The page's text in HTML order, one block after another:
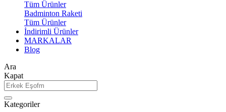
Tüm Ürünler
Badminton Raketi
Tüm Ürünler
İndirimli Ürünler
MARKALAR
Blog
Ara
Kapat
Kategoriler